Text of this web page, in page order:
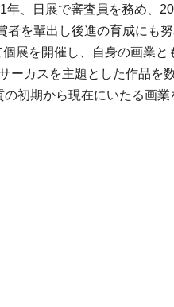
、日展で審査員を務め、
を輩出し後進の育成にも
展を開催し、自身の画業と
ーカスを主題とした作品を
初期から現在にいたる画業